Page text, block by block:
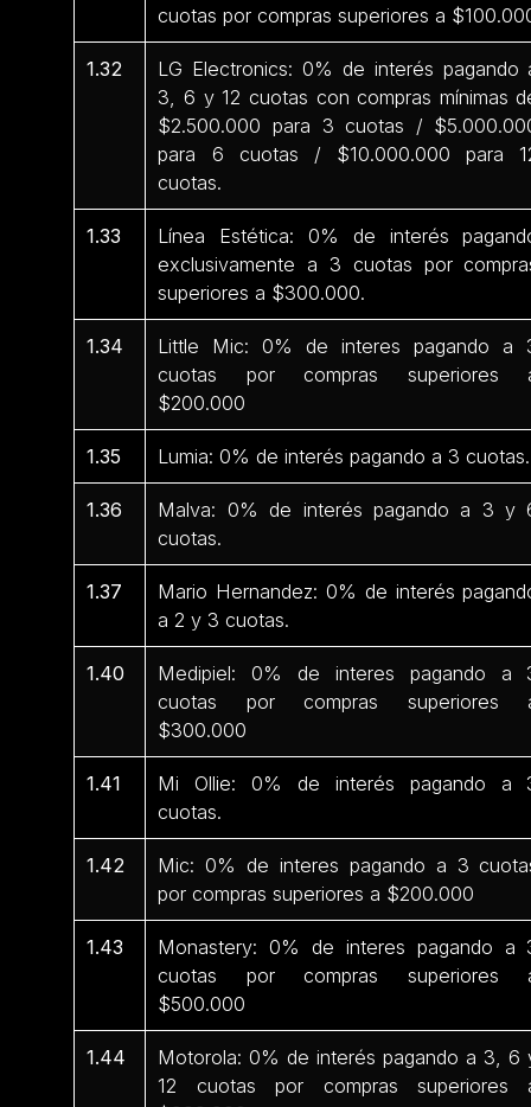
cuotas por compras superiores a
1.32
LG Electronics: 0% de interés pagando
3, 6 y 12 cuotas con compras mínimas
$2.500.000 para 3 cuotas /
para 6 cuotas / $10.000.000 para
cuotas.
1.33
Línea Estética: 0% de interés
exclusivamente a 3 cuotas por
superiores a $300.000.
1.34
Little Mic: 0% de interes pagando a
cuotas por compras superiores
$200.000
1.35 Lumia: 0% de interés pagando a 3 cuotas.
1.36
Malva: 0% de interés pagando a 3 y
cuotas.
1.37
Mario Hernandez: 0% de interés
a 2 y 3 cuotas.
1.40
Medipiel: 0% de interes pagando a
cuotas por compras superiores
$300.000
1.41
Mi Ollie: 0% de interés pagando a
cuotas.
1.42
Mic: 0% de interes pagando a 3
por compras superiores a $200.000
1.43
Monastery: 0% de interes pagando a
cuotas por compras superiores
$500.000
1.44
Motorola: 0% de interés pagando a 3, 6
12 cuotas por compras superiores